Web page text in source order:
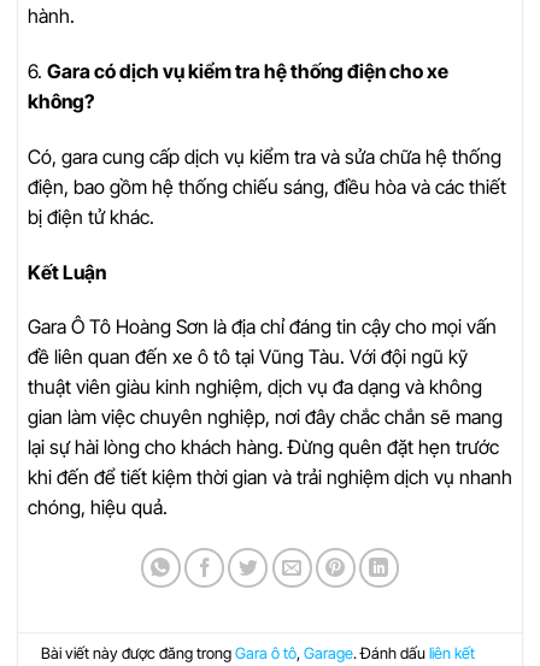
hành.
6. Gara có dịch vụ kiểm tra hệ thống điện cho xe
không?
Có, gara cung cấp dịch vụ kiểm tra và sửa chữa hệ thống
điện, bao gồm hệ thống chiếu sáng, điều hòa và các thiết
bị điện tử khác.
Kết Luận
Gara Ô Tô Hoàng Sơn là địa chỉ đáng tin cậy cho mọi vấn
đề liên quan đến xe ô tô tại Vũng Tàu. Với đội ngũ kỹ
thuật viên giàu kinh nghiệm, dịch vụ đa dạng và không
gian làm việc chuyên nghiệp, nơi đây chắc chắn sẽ mang
lại sự hài lòng cho khách hàng. Đừng quên đặt hẹn trước
khi đến để tiết kiệm thời gian và trải nghiệm dịch vụ nhanh
chóng, hiệu quả.
Bài viết này được đăng trongGara ô tô,Garage. Đánh dấuliên kết